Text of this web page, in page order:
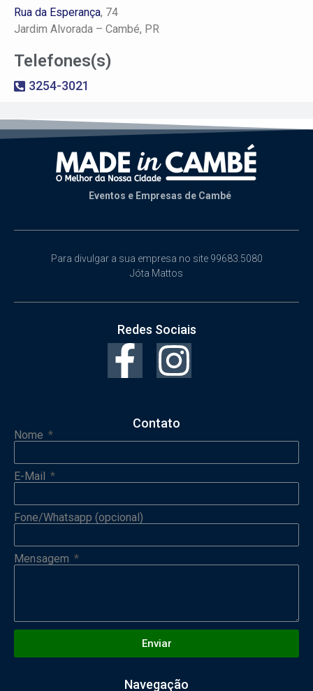
Rua da Esperança, 74
Jardim Alvorada – Cambé, PR
Telefones(s)
3254-3021
Eventos e Empresas de Cambé
Para divulgar a sua empresa no site 99683.5080
Jóta Mattos
Redes Sociais
Contato
Nome
E-Mail
Fone/Whatsapp (opcional)
Mensagem
Enviar
Navegação